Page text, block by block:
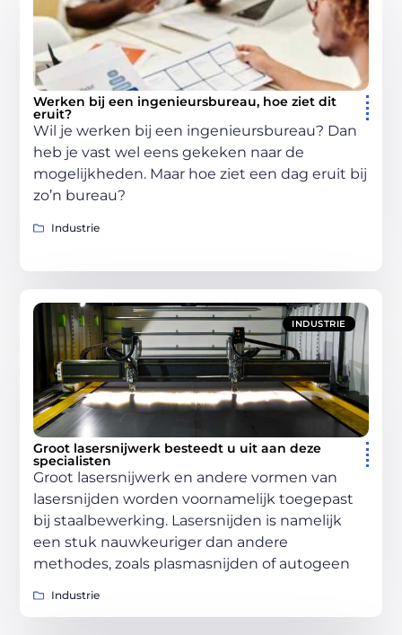
Werken bij een ingenieursbureau, hoe ziet dit
eruit?
Wil je werken bij een ingenieursbureau? Dan
heb je vast wel eens gekeken naar de
mogelijkheden. Maar hoe ziet een dag eruit bij
zo’n bureau?
Industrie
INDUSTRIE
Groot lasersnijwerk besteedt u uit aan deze
specialisten
Groot lasersnijwerk en andere vormen van
lasersnijden worden voornamelijk toegepast
bij staalbewerking. Lasersnijden is namelijk
een stuk nauwkeuriger dan andere
methodes, zoals plasmasnijden of autogeen
Industrie